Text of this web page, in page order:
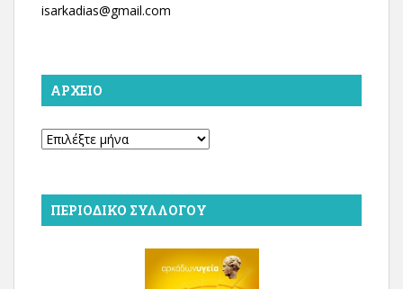
isarkadias@gmail.com
ΑΡΧΕΊΟ
Αρχείο
ΠΕΡΙΟΔΙΚΌ ΣΥΛΛΌΓΟΥ